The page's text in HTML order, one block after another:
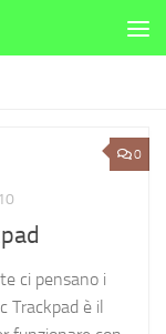
0
ci pensano i
Trackpad è il